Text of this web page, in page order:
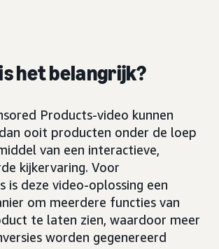
het belangrijk?
Products-video kunnen
ooit producten onder de loep
van een interactieve,
kijkervaring. Voor
is deze video-oplossing een
om meerdere functies van
te laten zien, waardoor meer
worden gegenereerd